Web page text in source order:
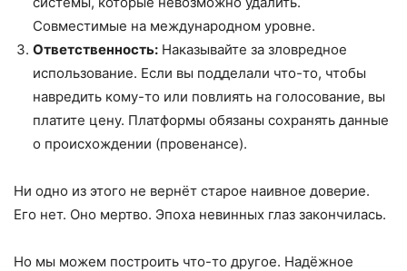
Совместимые на международном уровне.
Ответственность: Наказывайте за зловредное
использование. Если вы подделали что-то, чтобы
навредить кому-то или повлиять на голосование, вы
платите цену. Платформы обязаны сохранять данные
о происхождении (провенансе).
Ни одно из этого не вернёт старое наивное доверие.
Его нет. Оно мертво. Эпоха невинных глаз закончилась.
Но мы можем построить что-то другое. Надёжное